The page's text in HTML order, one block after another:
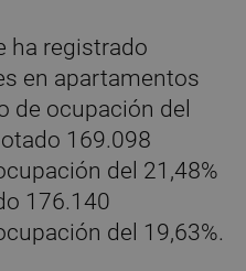
ha registrado
en apartamentos
de ocupación del
169.098
del 21,48%
176.140
del 19,63%.